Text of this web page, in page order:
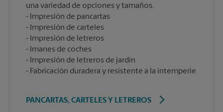
una variedad de opciones y tamaños.
Impresión de pancartas
Impresión de carteles
Impresión de letreros
Imanes de coches
Impresión de letreros de jardín
Fabricación duradera y resistente a la intemperie
PANCARTAS, CARTELES Y LETREROS